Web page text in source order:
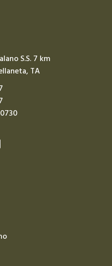
S.S. 7 km
TA